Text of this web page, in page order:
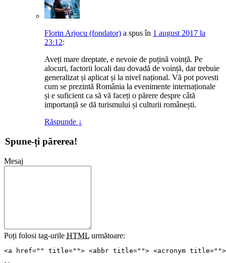
Florin Arjocu (fondator) a spusîn 1 august 2017 la
23:12:
Aveți mare dreptate, e nevoie de puțină voință. Pe
alocuri, factorii locali dau dovadă de voință, dar trebuie
generalizat și aplicat și la nivel național. Vă pot povesti
cum se prezintă România la evenimente internaționale
și e suficient ca să vă faceți o părere despre câtă
importanță se dă turismului și culturii românești.
Răspunde ↓
Spune-ți părerea!
Mesaj
Poți folosi tag-urile HTML următoare:
<a href="" title=""> <abbr title=""> <acronym title="">